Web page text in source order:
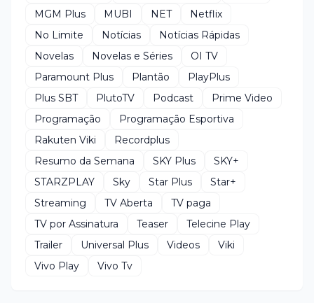
MGM Plus
MUBI NET
Netflix
No Limite
Notícias
Notícias Rápidas
Novelas
Novelas e Séries
OI TV
Paramount Plus
Plantão
PlayPlus
Plus SBT
PlutoTV Podcast
Prime Video
Programação
Programação Esportiva
Rakuten Viki
Recordplus
Resumo da Semana
SKY Plus
SKY+
STARZPLAY
Sky Star Plus
Star+
Streaming
TV Aberta
TV paga
TV por Assinatura
Teaser
Telecine Play
Trailer
Universal Plus Videos
Viki
Vivo Play
Vivo Tv